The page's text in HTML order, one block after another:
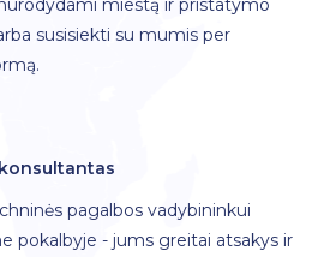
susisiekti su mumis per
pagalbos vadybininkui
pokalbyje - jums greitai atsakys ir